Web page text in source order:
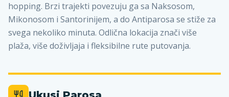
hopping. Brzi trajekti povezuju ga sa Naksosom,
Mikonosom i Santorinijem, a do Antiparosa se stiže za
svega nekoliko minuta. Odlična lokacija znači više
plaža, više doživljaja i fleksibilne rute putovanja.